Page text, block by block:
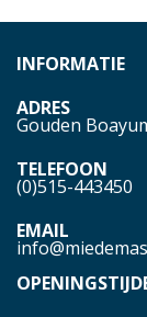
INFORMATIE
ADRES
Gouden
TELEFOON
(0)515-443450
EMAIL